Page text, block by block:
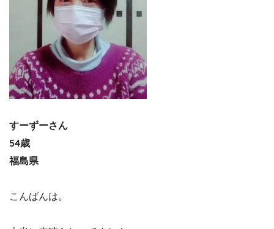
すーずーさん
54歳
福島県
こんばんは。